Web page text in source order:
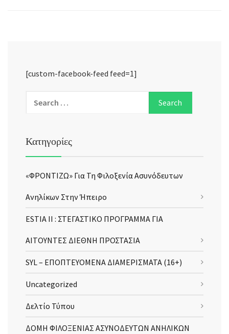
[custom-facebook-feed feed=1]
Κατηγορίες
«ΦΡΟΝΤΙΖΩ» Για Τη Φιλοξενία Ασυνόδευτων
Ανηλίκων Στην Ήπειρο
ESTIA II : ΣΤΕΓΑΣΤΙΚΟ ΠΡΟΓΡΑΜΜΑ ΓΙΑ
ΑΙΤΟΥΝΤΕΣ ΔΙΕΘΝΗ ΠΡΟΣΤΑΣΙΑ
SYL – ΕΠΟΠΤΕΥΟΜΕΝΑ ΔΙΑΜΕΡΙΣΜΑΤΑ (16+)
Uncategorized
Δελτίο Τύπου
ΔΟΜΗ ΦΙΛΟΞΕΝΙΑΣ ΑΣΥΝΟΔΕΥΤΩΝ ΑΝΗΛΙΚΩΝ